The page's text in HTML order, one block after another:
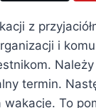
z
i
termin.
wakacje. To